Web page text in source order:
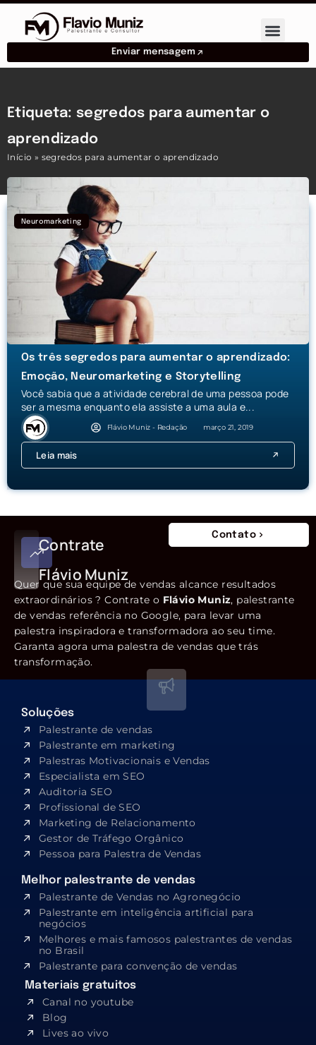
Enviar mensagem
Etiqueta: segredos para aumentar o
aprendizado
Início » segredos para aumentar o aprendizado
Neuromarketing
Os três segredos para aumentar o aprendizado:
Emoção, Neuromarketing e Storytelling
Você sabia que a atividade cerebral de uma pessoa pode
ser a mesma enquanto ela assiste a uma aula e...
Flávio Muniz - Redação março 21, 2019
Leia mais
Contrate
Flávio Muniz
Contato
Quer que sua equipe de vendas alcance resultados
extraordinários ? Contrate o Flávio Muniz, palestrante
de vendas referência no Google, para levar uma
palestra inspiradora e transformadora ao seu time.
Garanta agora uma palestra de vendas que trás
transformação.
Soluções
Palestrante de vendas
Palestrante em marketing
Palestras Motivacionais e Vendas
Especialista em SEO​
Auditoria SEO
Profissional de SEO
Marketing de Relacionamento
Gestor de Tráfego Orgânico
Pessoa para Palestra de Vendas
Melhor palestrante de vendas
Palestrante de Vendas no Agronegócio
Palestrante em inteligência artificial para
negócios
Melhores e mais famosos palestrantes de vendas
no Brasil
Palestrante para convenção de vendas
Materiais gratuitos
Canal no youtube
Blog
Lives ao vivo